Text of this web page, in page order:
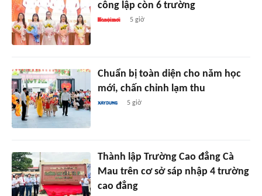
công lập còn 6 trường
5 giờ
Chuẩn bị toàn diện cho năm học
mới, chấn chỉnh lạm thu
5 giờ
Thành lập Trường Cao đẳng Cà
Mau trên cơ sở sáp nhập 4 trường
cao đẳng